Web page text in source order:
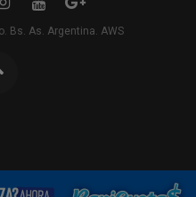
Bs. As. Argentina. AWS